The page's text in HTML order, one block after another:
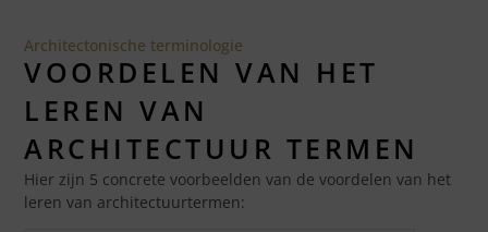
Architectonische terminologie
VOORDELEN VAN HET
LEREN VAN
ARCHITECTUUR TERMEN
Hier zijn 5 concrete voorbeelden van de voordelen van het
leren van architectuurtermen: